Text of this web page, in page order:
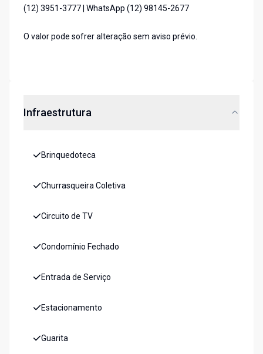
(12) 3951-3777 | WhatsApp (12) 98145-2677
O valor pode sofrer alteração sem aviso prévio.
Infraestrutura
Brinquedoteca
Churrasqueira Coletiva
Circuito de TV
Condomínio Fechado
Entrada de Serviço
Estacionamento
Guarita